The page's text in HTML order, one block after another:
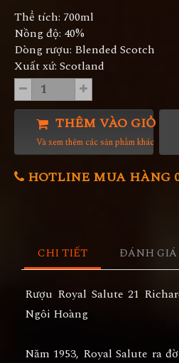
Thể tích: 700ml
Nồng độ: 40%
Dòng rượu: Blended Scotch
Xuất xứ: Scotland
THÊM VÀO GIỎ
Và xem thêm các sản phẩm khác
HOTLINE MUA HÀNG
CHI TIẾT ĐÁNH GIÁ
Rượu Royal Salute 21
Ngôi Hoàng
Năm 1953, Royal Salute ra